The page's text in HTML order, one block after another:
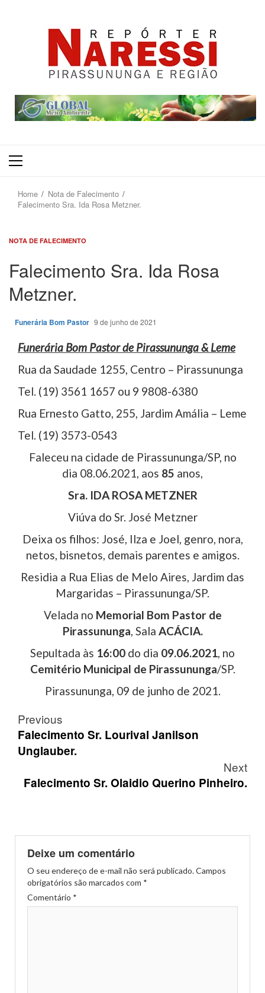
Primary
Home
Nota de Falecimento
Falecimento Sra. Ida Rosa Metzner.
NOTA DE FALECIMENTO
Falecimento Sra. Ida Rosa
Metzner.
Funerária Bom Pastor 9 de junho de 2021
Funerária Bom Pastor de Pirassununga & Leme
Rua da Saudade 1255, Centro – Pirassununga
Tel. (19) 3561 1657 ou 9 9808-6380
Rua Ernesto Gatto, 255, Jardim Amália – Leme
Tel. (19) 3573-0543
Faleceu na cidade de Pirassununga/SP, no
dia 08.06.2021, aos 85 anos,
Sra. IDA ROSA METZNER
Viúva do Sr. José Metzner
Deixa os filhos: José, Ilza e Joel, genro, nora,
netos, bisnetos, demais parentes e amigos.
Residia a Rua Elias de Melo Aires, Jardim das
Margaridas – Pirassununga/SP.
Velada no Memorial Bom Pastor de
Pirassununga, Sala ACÁCIA.
Sepultada às 16:00 do dia 09.06.2021, no
Cemitério Municipal de Pirassununga/SP.
Pirassununga, 09 de junho de 2021.
Post
navigation
Previous
Falecimento Sr. Lourival Janilson
Unglauber.
Next
Falecimento Sr. Olaidio Querino Pinheiro.
Deixe um comentário
O seu endereço de e-mail não será publicado.Campos
obrigatórios são marcados com *
Comentário *